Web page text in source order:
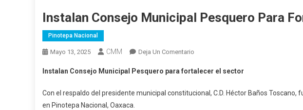
Instalan Consejo Municipal Pesquero Para
Pinotepa Nacional
Mayo 13, 2025 CMM Deja Un Comentario
Consejo
Pesquero
Instalan Consejo Municipal Pesquero para fortalecer el sector
Con el respaldo del presidente municipal constitucional, C.D. Héctor Baños Toscano,
en Pinotepa Nacional, Oaxaca.